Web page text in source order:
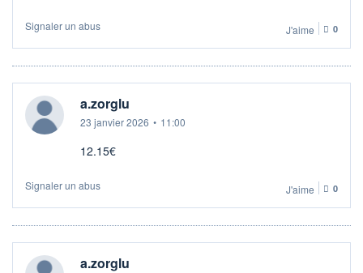
Signaler un abus J'aime 0
a.zorglu
23 janvier 2026 • 11:00
12.15€
Signaler un abus J'aime 0
a.zorglu